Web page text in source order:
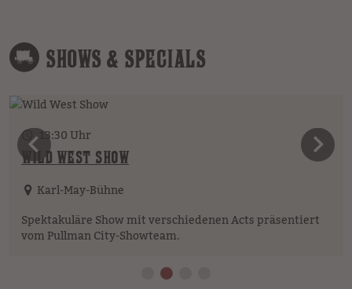
SHOWS & SPECIALS
13:30 Uhr
WILD WEST SHOW
Karl-May-Bühne
Spektakuläre Show mit verschiedenen Acts präsentiert
vom Pullman City-Showteam.
vorheriges Element